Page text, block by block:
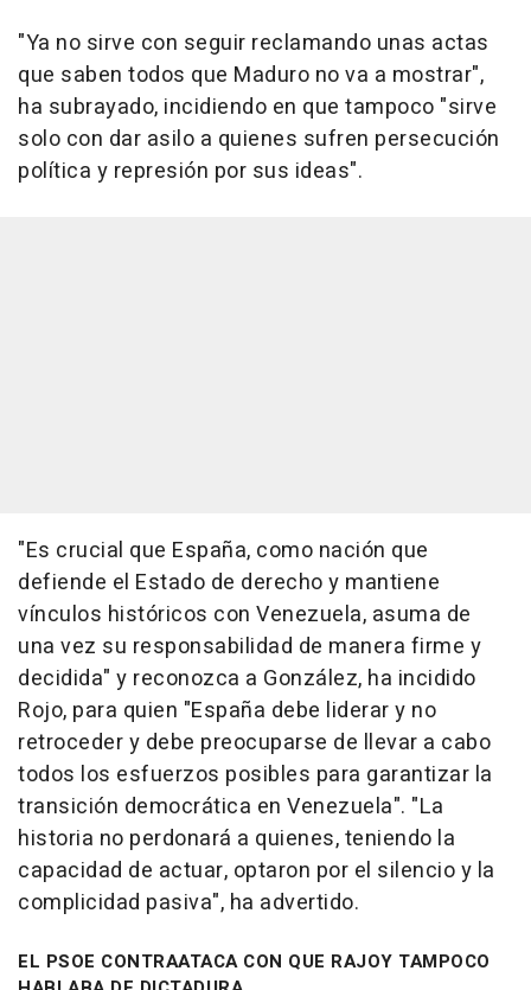
"Ya no sirve con seguir reclamando unas actas
que saben todos que Maduro no va a mostrar",
ha subrayado, incidiendo en que tampoco "sirve
solo con dar asilo a quienes sufren persecución
política y represión por sus ideas".
"Es crucial que España, como nación que
defiende el Estado de derecho y mantiene
vínculos históricos con Venezuela, asuma de
una vez su responsabilidad de manera firme y
decidida" y reconozca a González, ha incidido
Rojo, para quien "España debe liderar y no
retroceder y debe preocuparse de llevar a cabo
todos los esfuerzos posibles para garantizar la
transición democrática en Venezuela". "La
historia no perdonará a quienes, teniendo la
capacidad de actuar, optaron por el silencio y la
complicidad pasiva", ha advertido.
EL PSOE CONTRAATACA CON QUE RAJOY TAMPOCO